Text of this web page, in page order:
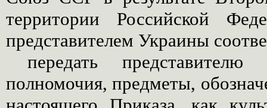
территории Российской
представителем Украины
передать
полномочия, предметы,